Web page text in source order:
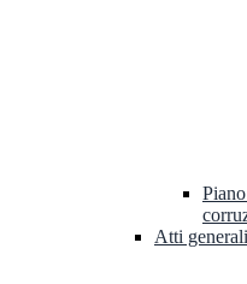
Atti generali